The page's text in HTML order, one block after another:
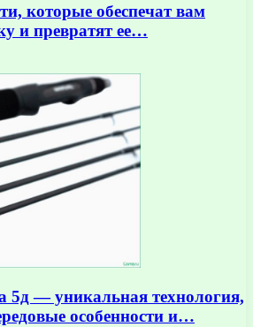
которые обеспечат вам
и превратят ее…
5д — уникальная технология,
особенности и…